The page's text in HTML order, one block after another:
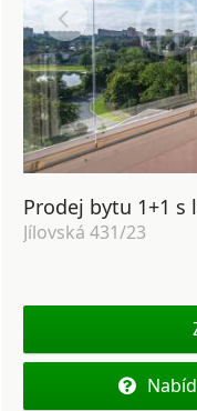
Jílovská 431/23